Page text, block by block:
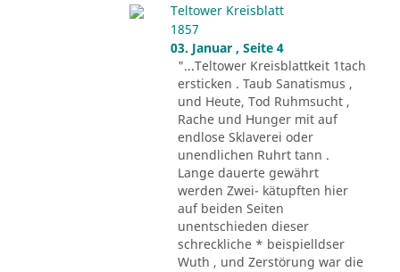
Teltower Kreisblatt
1857
03. Januar , Seite 4
"...Teltower Kreisblattkeit 1tach
ersticken . Taub Sanatismus ,
und Heute, Tod Ruhmsucht ,
Rache und Hunger mit auf
endlose Sklaverei oder
unendlichen Ruhrt tann .
Lange dauerte gewährt
werden Zwei- kätupften hier
auf beiden Seiten
unentschieden dieser
schreckliche * beispielldser
Wuth , und Zerstörung war die